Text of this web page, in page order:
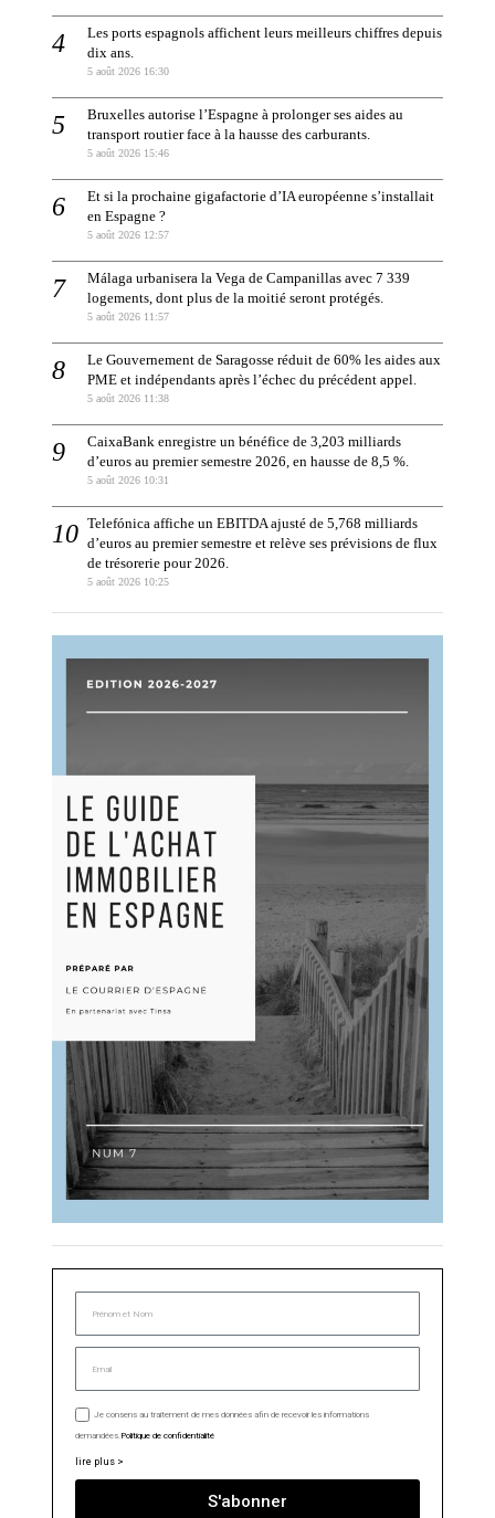
Les ports espagnols affichent leurs meilleurs chiffres depuis
dix ans.
5 août 2026 16:30
Bruxelles autorise l’Espagne à prolonger ses aides au
transport routier face à la hausse des carburants.
5 août 2026 15:46
Et si la prochaine gigafactorie d’IA européenne s’installait
en Espagne ?
5 août 2026 12:57
Málaga urbanisera la Vega de Campanillas avec 7 339
logements, dont plus de la moitié seront protégés.
5 août 2026 11:57
Le Gouvernement de Saragosse réduit de 60% les aides aux
PME et indépendants après l’échec du précédent appel.
5 août 2026 11:38
CaixaBank enregistre un bénéfice de 3,203 milliards
d’euros au premier semestre 2026, en hausse de 8,5 %.
5 août 2026 10:31
Telefónica affiche un EBITDA ajusté de 5,768 milliards
d’euros au premier semestre et relève ses prévisions de flux
de trésorerie pour 2026.
5 août 2026 10:25
Je consens au traitement de mes données afin de recevoir les informations
demandées.Politique de confidentialité
lire plus >
S'abonner